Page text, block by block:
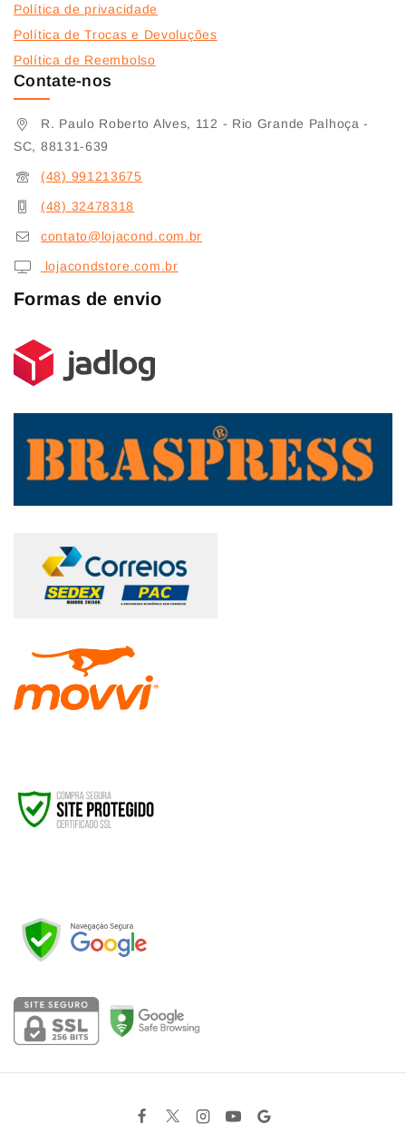
Política de privacidade
Política de Trocas e Devoluções
Política de Reembolso
Contate-nos
R. Paulo Roberto Alves, 112 - Rio Grande Palhoça -
SC, 88131-639
(48) 991213675
(48) 32478318
contato@lojacond.com.br
lojacondstore.com.br
Formas de envio